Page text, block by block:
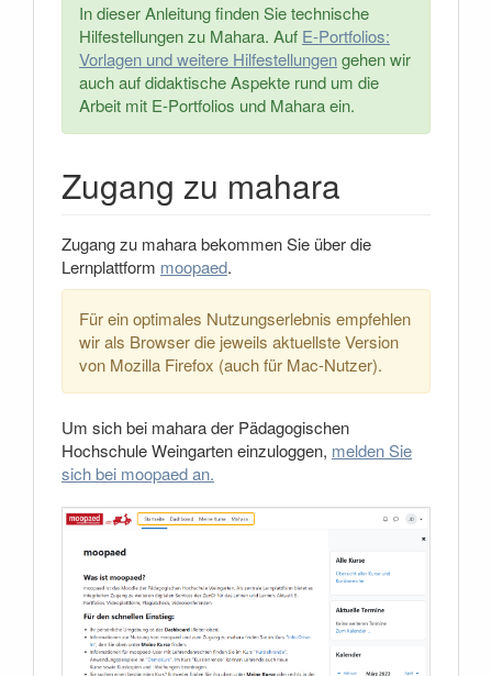
In dieser Anleitung finden Sie technische
Hilfestellungen zu Mahara. Auf E-Portfolios:
Vorlagen und weitere Hilfestellungengehen wir
auch auf didaktische Aspekte rund um die
Arbeit mit E-Portfolios und Mahara ein.
Zugang zu mahara
Zugang zu mahara bekommen Sie über die
Lernplattform moopaed.
Für ein optimales Nutzungserlebnis empfehlen
wir als Browser die jeweils aktuellste Version
von Mozilla Firefox (auch für Mac-Nutzer).
Um sich bei mahara der Pädagogischen
Hochschule Weingarten einzuloggen, melden Sie
sich bei moopaed an.